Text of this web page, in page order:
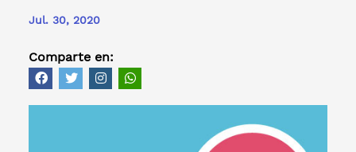
Jul. 30, 2020
Comparte en: